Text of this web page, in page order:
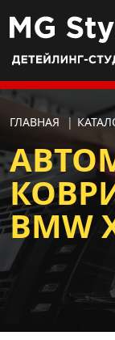
ГЛАВНАЯ |
BMW